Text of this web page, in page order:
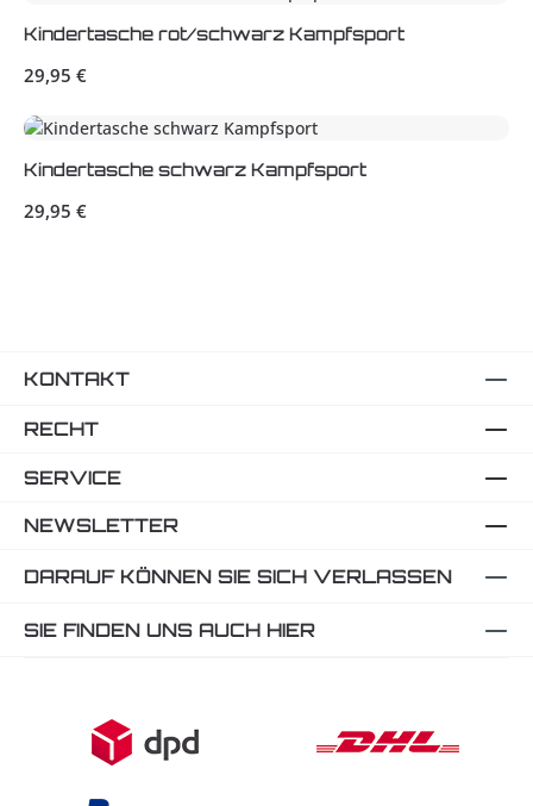
Kindertasche rot/schwarz Kampfsport
Regulärer Preis:
29,95 €
Kindertasche schwarz Kampfsport
Regulärer Preis:
29,95 €
KONTAKT
RECHT
SERVICE
NEWSLETTER
DARAUF KÖNNEN SIE SICH VERLASSEN
SIE FINDEN UNS AUCH HIER